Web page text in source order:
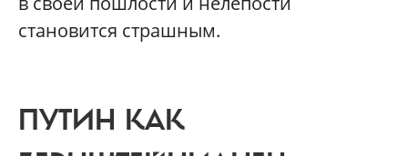
становится страшным.
ПУТИН КАК